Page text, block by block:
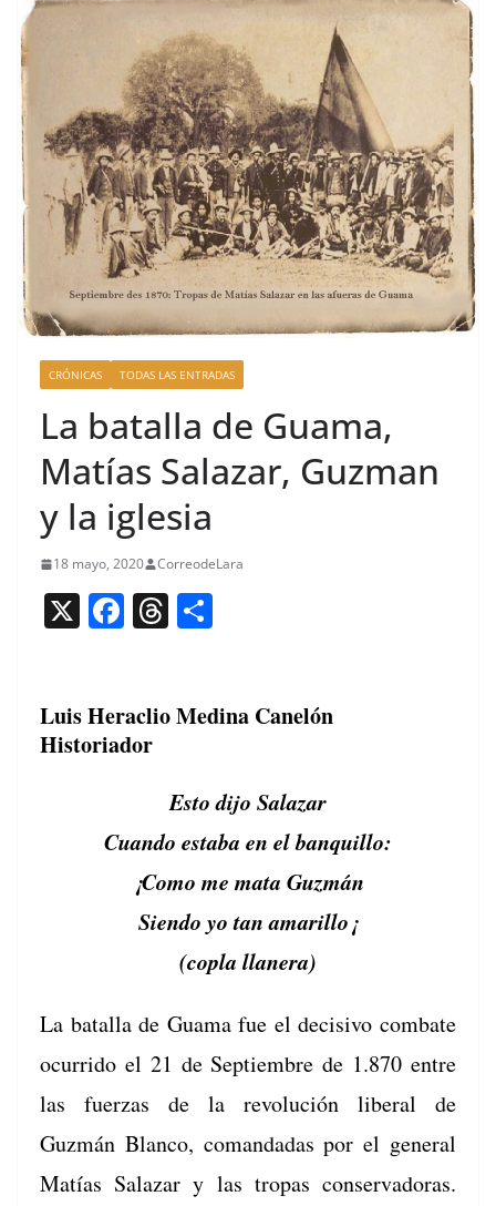
CRÓNICAS TODAS LAS ENTRADAS
La batalla de Guama,
Matías Salazar, Guzman
y la iglesia
18 mayo, 2020 CorreodeLara
X F
e
b
k
T
a
s
p
tir
Luis Heraclio Medina Canelón
Historiador
Esto dijo Salazar
Cuan­do esta­ba en el banquillo:
¡Como me mata Guzmán
Sien­do yo tan amarillo¡
(copla llan­era)
La batal­la de Gua­ma fue el deci­si­vo com­bate
ocur­ri­do el 21 de Sep­tiem­bre de 1.870 entre
las fuerzas de la rev­olu­ción lib­er­al de
Guzmán Blan­co, coman­dadas por el gen­er­al
Matías Salazar y las tropas con­ser­vado­ras.